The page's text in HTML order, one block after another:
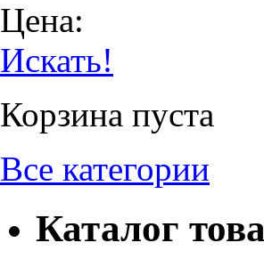
Цена:
Искать!
Корзина пуста
Все категории
Каталог